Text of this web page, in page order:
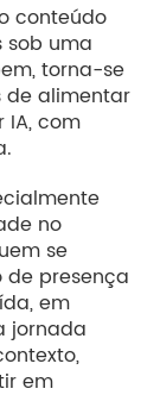
conteúdo
sob uma
torna-se
de alimentar
IA, com
no
se
de presença
em
jornada
em